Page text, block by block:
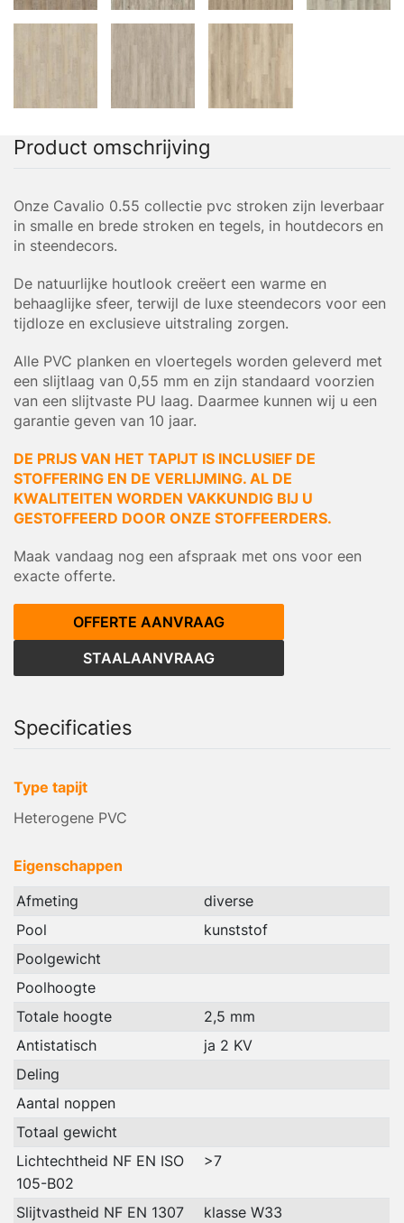
Product omschrijving
Onze Cavalio 0.55 collectie pvc stroken zijn leverbaar
in smalle en brede stroken en tegels, in houtdecors en
in steendecors.
De natuurlijke houtlook creëert een warme en
behaaglijke sfeer, terwijl de luxe steendecors voor een
tijdloze en exclusieve uitstraling zorgen.
Alle PVC planken en vloertegels worden geleverd met
een slijtlaag van 0,55 mm en zijn standaard voorzien
van een slijtvaste PU laag. Daarmee kunnen wij u een
garantie geven van 10 jaar.
DE PRIJS VAN HET TAPIJT IS INCLUSIEF DE
STOFFERING EN DE VERLIJMING. AL DE
KWALITEITEN WORDEN VAKKUNDIG BIJ U
GESTOFFEERD DOOR ONZE STOFFEERDERS.
Maak vandaag nog een afspraak met ons voor een
exacte offerte.
OFFERTE AANVRAAG
STAALAANVRAAG
Specificaties
Type tapijt
Heterogene PVC
Eigenschappen
Afmeting
diverse
Pool
kunststof
Poolgewicht
Poolhoogte
Totale hoogte
2,5 mm
Antistatisch
ja 2 KV
Deling
Aantal noppen
Totaal gewicht
Lichtechtheid NF EN ISO
105-B02
>7
Slijtvastheid NF EN 1307
klasse W33